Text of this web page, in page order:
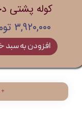
مشاهده محصولات بیشتر +
۳,۹۲۰,۰۰۰ تومان
افزودن به سبد